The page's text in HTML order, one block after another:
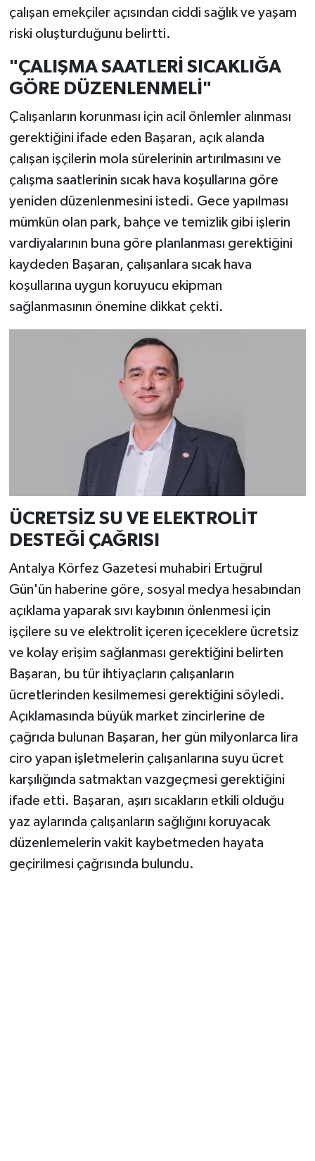
çalışan emekçiler açısından ciddi sağlık ve yaşam
riski oluşturduğunu belirtti.
"ÇALIŞMA SAATLERİ SICAKLIĞA
GÖRE DÜZENLENMELİ"
Çalışanların korunması için acil önlemler alınması
gerektiğini ifade eden Başaran, açık alanda
çalışan işçilerin mola sürelerinin artırılmasını ve
çalışma saatlerinin sıcak hava koşullarına göre
yeniden düzenlenmesini istedi. Gece yapılması
mümkün olan park, bahçe ve temizlik gibi işlerin
vardiyalarının buna göre planlanması gerektiğini
kaydeden Başaran, çalışanlara sıcak hava
koşullarına uygun koruyucu ekipman
sağlanmasının önemine dikkat çekti.
ÜCRETSİZ SU VE ELEKTROLİT
DESTEĞİ ÇAĞRISI
Antalya Körfez Gazetesi muhabiri Ertuğrul
Gün'ün haberine göre, sosyal medya hesabından
açıklama yaparak sıvı kaybının önlenmesi için
işçilere su ve elektrolit içeren içeceklere ücretsiz
ve kolay erişim sağlanması gerektiğini belirten
Başaran, bu tür ihtiyaçların çalışanların
ücretlerinden kesilmemesi gerektiğini söyledi.
Açıklamasında büyük market zincirlerine de
çağrıda bulunan Başaran, her gün milyonlarca lira
ciro yapan işletmelerin çalışanlarına suyu ücret
karşılığında satmaktan vazgeçmesi gerektiğini
ifade etti. Başaran, aşırı sıcakların etkili olduğu
yaz aylarında çalışanların sağlığını koruyacak
düzenlemelerin vakit kaybetmeden hayata
geçirilmesi çağrısında bulundu.